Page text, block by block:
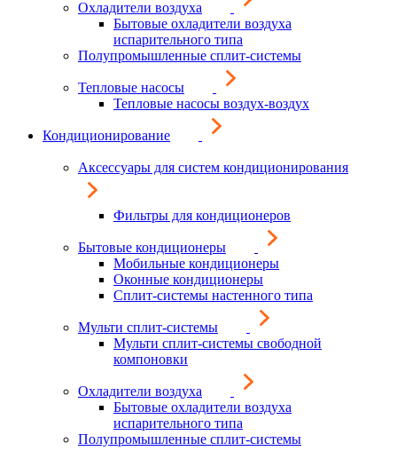
Охладители воздуха
Бытовые охладители воздуха
испарительного типа
Полупромышленные сплит-системы
Тепловые насосы
Тепловые насосы воздух-воздух
Кондиционирование
Аксессуары для систем кондиционирования
Фильтры для кондиционеров
Бытовые кондиционеры
Мобильные кондиционеры
Оконные кондиционеры
Сплит-системы настенного типа
Мульти сплит-системы
Мульти сплит-системы свободной
компоновки
Охладители воздуха
Бытовые охладители воздуха
испарительного типа
Полупромышленные сплит-системы